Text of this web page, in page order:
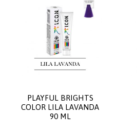
PLAYFUL BRIGHTS
COLOR LILA LAVANDA
90 ML